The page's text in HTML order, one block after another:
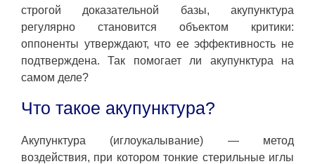
строгой доказательной базы, акупунктура
регулярно становится объектом критики:
оппоненты утверждают, что ее эффективность не
подтверждена. Так помогает ли акупунктура на
самом деле?
Что такое акупунктура?
Акупунктура (иглоукалывание) — метод
воздействия, при котором тонкие стерильные иглы